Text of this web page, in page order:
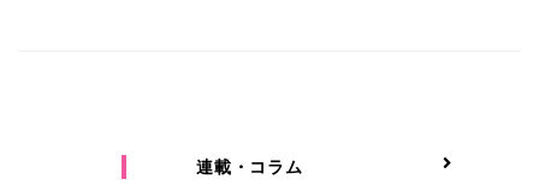
連載・コラム